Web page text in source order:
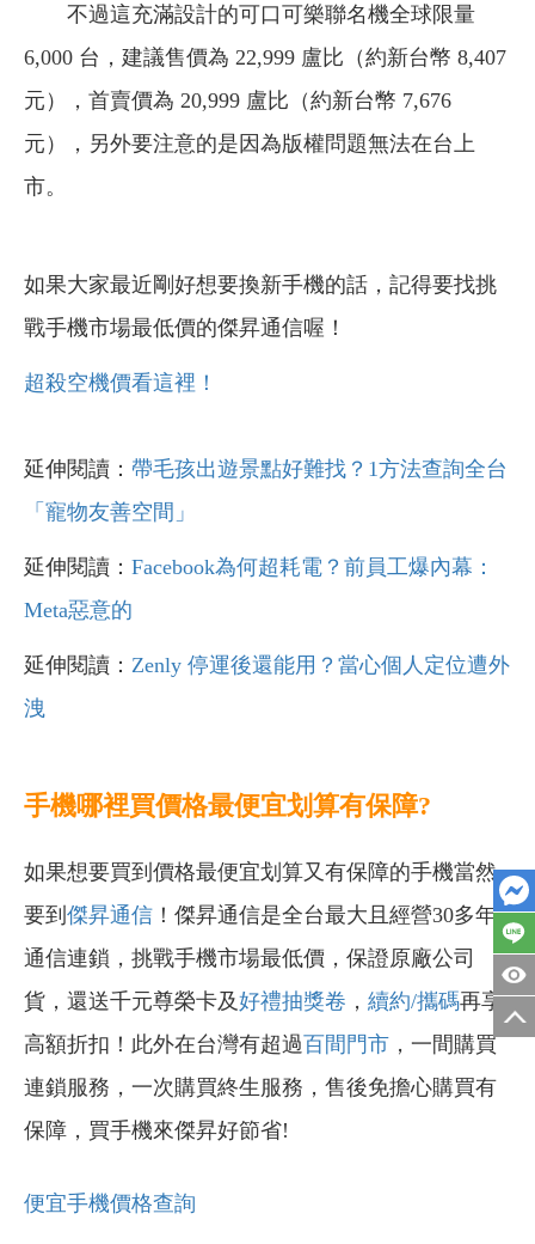
不過這充滿設計的可口可樂聯名機全球限量
6,000 台，建議售價為 22,999 盧比（約新台幣 8,407
元），首賣價為 20,999 盧比（約新台幣 7,676
元），另外要注意的是因為版權問題無法在台上
市。
如果大家最近剛好想要換新手機的話，記得要找挑
戰手機市場最低價的傑昇通信喔！
超殺空機價看這裡！
延伸閱讀： 帶毛孩出遊景點好難找？1方法查詢全台
「寵物友善空間」
延伸閱讀： Facebook為何超耗電？前員工爆內幕：
Meta惡意的
延伸閱讀： Zenly 停運後還能用？當心個人定位遭外
洩
手機哪裡買價格最便宜划算有保障?
如果想要買到價格最便宜划算又有保障的手機當然
要到 傑昇通信 ！傑昇通信是全台最大且經營30多年
通信連鎖，挑戰手機市場最低價，保證原廠公司
貨，還送千元尊榮卡及好禮抽獎卷 ， 續約/攜碼再享
高額折扣！此外在台灣有超過百間門市 ，一間購買
連鎖服務，一次購買終生服務，售後免擔心購買有
保障，買手機來傑昇好節省!
便宜手機價格查詢